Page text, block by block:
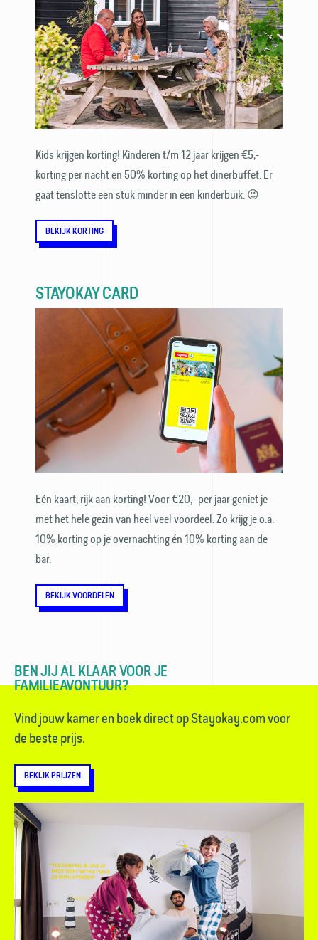
Kids krijgen korting! Kinderen t/m 12 jaar krijgen €5,-
korting per nacht en 50% korting op het dinerbuffet. Er
gaat tenslotte een stuk minder in een kinderbuik. 😉
BEKIJK KORTING
STAYOKAY CARD
Eén kaart, rijk aan korting! Voor €20,- per jaar geniet je
met het hele gezin van heel veel voordeel. Zo krijg je o.a.
10% korting op je over­nachting én 10% korting aan de
bar.
BEKIJK VOORDELEN
BEN JIJ AL KLAAR VOOR JE
FAMILIEAVONTUUR?
Vind jouw kamer en boek direct op Stayokay.com voor
de beste prijs.
BEKIJK PRIJZEN